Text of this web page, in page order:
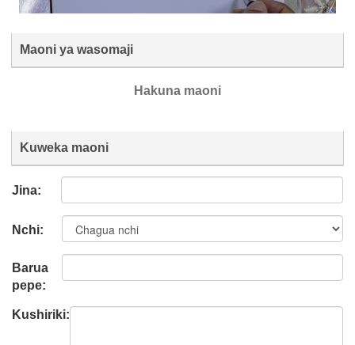
Maoni ya wasomaji
Hakuna maoni
Kuweka maoni
Jina:
Nchi:
Barua
pepe:
Kushiriki: